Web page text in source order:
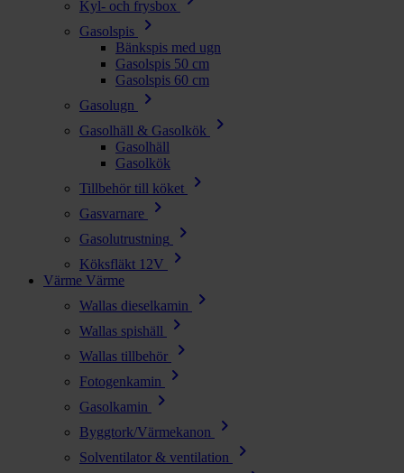
Kyl- och frysbox
Gasolspis chevron_right
Bänkspis med ugn
Gasolspis 50 cm
Gasolspis 60 cm
Gasolugn
chevron_right
Gasolhäll & Gasolkök chevron_right
Gasolhäll
Gasolkök
Tillbehör till köket
chevron_right
Gasvarnare chevron_right
Gasolutrustning chevron_right
Köksfläkt 12V chevron_right
Värme Värme
Wallas dieselkamin
chevron_right
Wallas spishäll chevron_right
Wallas tillbehör chevron_right
Fotogenkamin chevron_right
Gasolkamin chevron_right
Byggtork/Värmekanon chevron_right
Solventilator & ventilation chevron_right